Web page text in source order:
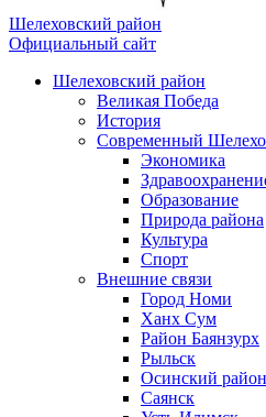
Шелеховский район
Официальный сайт
Шелеховский район
Великая Победа
История
Современный
Экономика
Образование
Природа района
Культура
Спорт
Внешние связи
Город Номи
Ханх Сум
Район Баянзурх
Рыльск
Осинский район
Саянск